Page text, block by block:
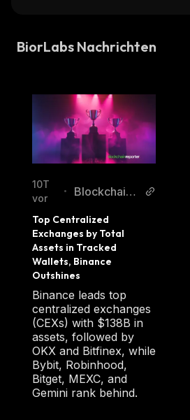
BiorLabs Nachrichten
10T
vor
•
BlockchainR
Top Centralized
Exchanges by Total
Assets in Tracked
Wallets, Binance
Outshines
Binance leads top
centralized exchanges
(CEXs) with $138B in
assets, followed by
OKX and Bitfinex, while
Bybit, Robinhood,
Bitget, MEXC, and
Gemini rank behind.